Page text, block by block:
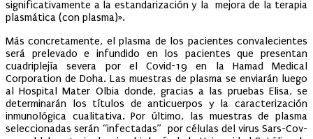
significativamente a la estandarización y la mejora de la terapia
plasmática (con plasma)».
Más concretamente, el plasma de los pacientes convalecientes
será prelevado e infundido en los pacientes que presentan
cuadriplejía severa por el Covid-19 en la Hamad Medical
Corporation de Doha. Las muestras de plasma se enviarán luego
al Hospital Mater Olbia donde, gracias a las pruebas Elisa, se
determinarán los títulos de anticuerpos y la caracterización
inmunológica cualitativa. Por último, las muestras de plasma
seleccionadas serán “infectadas” por células del virus Sars-Cov-